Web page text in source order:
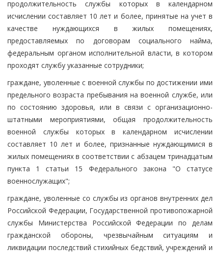
продолжительность службы которых в календарном
исчислении составляет 10 лет и более, принятые на учет в
качестве нуждающихся в жилых помещениях,
предоставляемых по договорам социального найма,
федеральным органом исполнительной власти, в котором
проходят службу указанные сотрудники;
граждане, уволенные с военной службы по достижении ими
предельного возраста пребывания на военной службе, или
по состоянию здоровья, или в связи с организационно-
штатными мероприятиями, общая продолжительность
военной службы которых в календарном исчислении
составляет 10 лет и более, признанные нуждающимися в
жилых помещениях в соответствии с абзацем тринадцатым
пункта 1 статьи 15 Федерального закона "О статусе
военнослужащих";
граждане, уволенные со службы из органов внутренних дел
Российской Федерации, Государственной противопожарной
службы Министерства Российской Федерации по делам
гражданской обороны, чрезвычайным ситуациям и
ликвидации последствий стихийных бедствий, учреждений и